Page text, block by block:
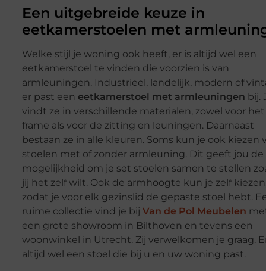
Een uitgebreide keuze in
eetkamerstoelen met
Welke stijl je woning ook heeft, er is altijd wel een
eetkamerstoel te vinden die voorzien is van
armleuningen. Industrieel, landelijk, modern of
er past een eetkamerstoel met armleuningen bij.
vindt ze in verschillende materialen, zowel voor het
frame als voor de zitting en leuningen. Daarnaast
bestaan ze in alle kleuren. Soms kun je ook kiezen
stoelen met of zonder armleuning. Dit geeft jou de
mogelijkheid om je set stoelen samen te stellen
jij het zelf wilt. Ook de armhoogte kun je zelf
zodat je voor elk gezinslid de gepaste stoel hebt.
ruime collectie vind je bij Van de Pol Meubelen
een grote showroom in Bilthoven en tevens een
woonwinkel in Utrecht. Zij verwelkomen je graag.
altijd wel een stoel die bij u en uw woning past.